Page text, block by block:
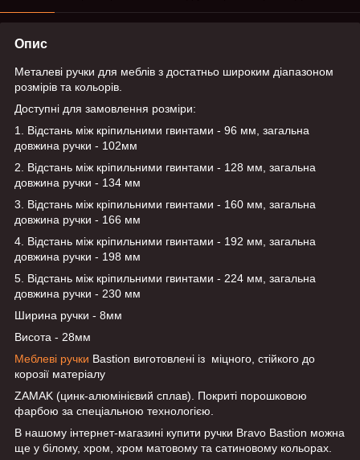
Опис
Металеві ручки для меблів з достатньо широким діапазоном
розмірів та кольорів.
Доступні для замовлення розміри:
1. Відстань між кріпильними гвинтами - 96 мм, загальна
довжина ручки - 102мм
2. Відстань між кріпильними гвинтами - 128 мм, загальна
довжина ручки - 134 мм
3. Відстань між кріпильними гвинтами - 160 мм, загальна
довжина ручки - 166 мм
4. Відстань між кріпильними гвинтами - 192 мм, загальна
довжина ручки - 198 мм
5. Відстань між кріпильними гвинтами - 224 мм, загальна
довжина ручки - 230 мм
Ширина ручки - 8мм
Висота - 28мм
Меблеві ручки Bastion виготовлені із міцного, стійкого до
корозії матеріалу
ZAMAK (цинк-алюмінієвий сплав). Покриті порошковою
фарбою за спеціальною технологією.
В нашому інтернет-магазині купити ручки Bravo Bastion можна
ще у білому, хром, хром матовому та сатиновому кольорах.